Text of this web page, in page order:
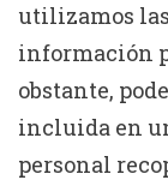
utilizamos
información
obstante,
incluida en
personal